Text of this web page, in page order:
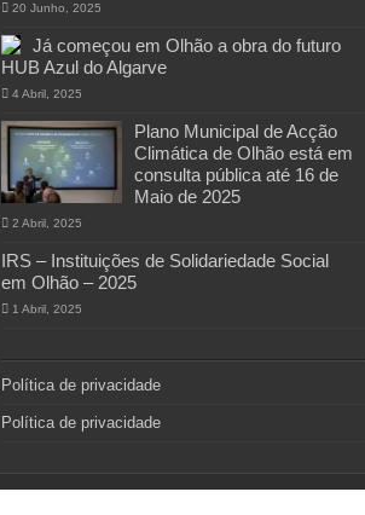
20 Junho, 2025
Já começou em Olhão a obra do futuro
HUB Azul do Algarve
4 Abril, 2025
Plano Municipal de Acção
Climática de Olhão está em
consulta pública até 16 de
Maio de 2025
2 Abril, 2025
IRS – Instituições de Solidariedade Social
em Olhão – 2025
1 Abril, 2025
Política de privacidade
Política de privacidade